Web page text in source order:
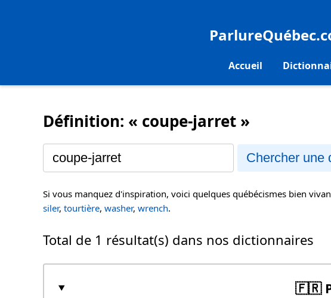
Accueil
Définition: « coupe-jarret »
Chercher une
Si vous manquez d'inspiration, voici quelques québécismes bien
siler, tourtière, washer, wrench.
Total de 1 résultat(s) dans nos dictionnaires
🇫🇷